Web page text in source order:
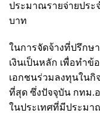
ประมาณรายจ่ายประ
บาท
ในการจัดจ้างที่ปรึกษ
เงินเป็นหลัก เพื่อทำ
เอกชนร่วมลงทุนในกิ
ที่สุด ซึ่งปัจจุบัน กทม.
ในประเทศที่มีประมา